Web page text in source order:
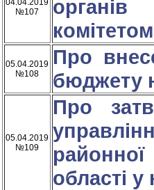
04.04.2019
№107
05.04.2019
№108
Про
бюджету
05.04.2019
№109
Про
районної
області у